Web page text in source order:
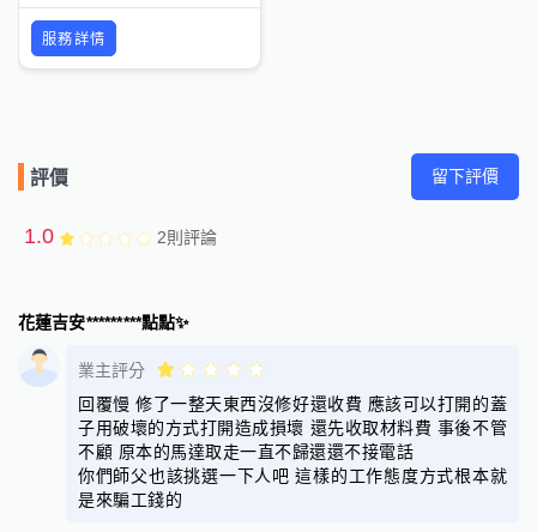
服務詳情
評價 留下評價
1.0 2則評論
花蓮吉安*********點點✨
業主評分
回覆慢 修了一整天東西沒修好還收費 應該可以打開的蓋
子用破壞的方式打開造成損壞 還先收取材料費 事後不管
不顧 原本的馬達取走一直不歸還還不接電話
你們師父也該挑選一下人吧 這樣的工作態度方式根本就
是來騙工錢的